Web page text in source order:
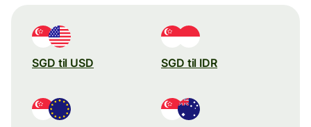
SGD til USD SGD til IDR